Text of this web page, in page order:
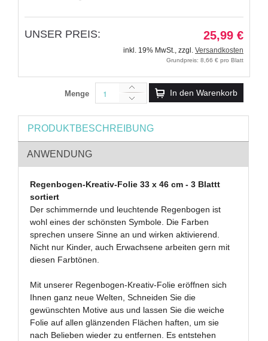
UNSER PREIS: 25,99 €
inkl. 19% MwSt., zzgl. Versandkosten
Grundpreis: 8,66 € pro Blatt
Menge In den Warenkorb
PRODUKTBESCHREIBUNG
ANWENDUNG
Regenbogen-Kreativ-Folie 33 x 46 cm - 3 Blattt
sortiert
Der schimmernde und leuchtende Regenbogen ist
wohl eines der schönsten Symbole. Die Farben
sprechen unsere Sinne an und wirken aktivierend.
Nicht nur Kinder, auch Erwachsene arbeiten gern mit
diesen Farbtönen.
Mit unserer Regenbogen-Kreativ-Folie eröffnen sich
Ihnen ganz neue Welten, Schneiden Sie die
gewünschten Motive aus und lassen Sie die weiche
Folie auf allen glänzenden Flächen haften, um sie
nach Belieben wieder zu entfernen. Es entstehen